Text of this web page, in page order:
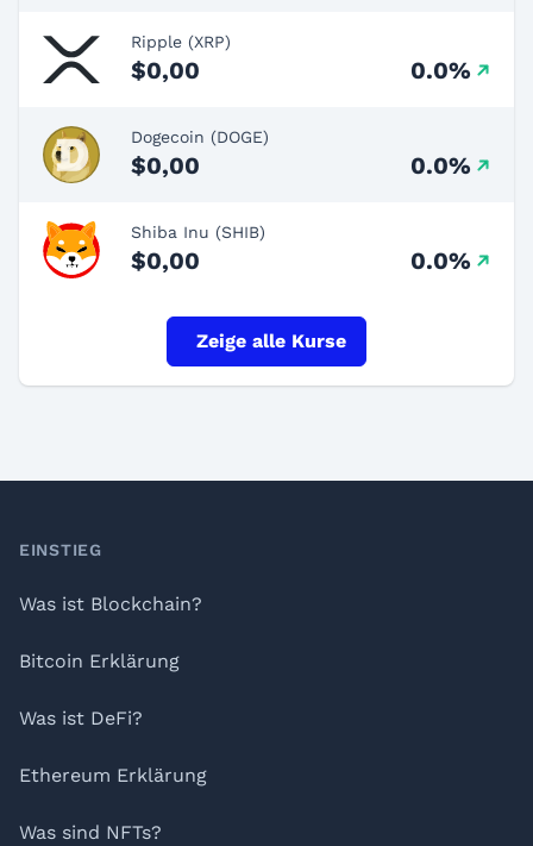
Ripple (XRP)
$0,00 0.0%
Dogecoin (DOGE)
$0,00 0.0%
Shiba Inu (SHIB)
$0,00 0.0%
Zeige alle Kurse
Footer
EINSTIEG
Was ist Blockchain?
Bitcoin Erklärung
Was ist DeFi?
Ethereum Erklärung
Was sind NFTs?